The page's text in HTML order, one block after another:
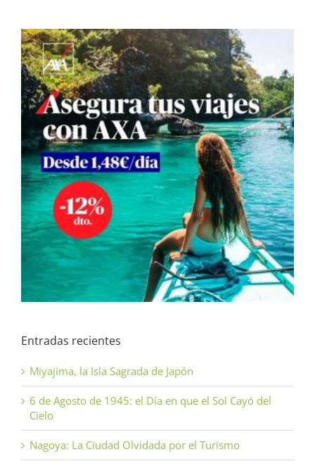
Entradas recientes
Miyajima, la Isla Sagrada de Japón
6 de Agosto de 1945: el Día en que el Sol Cayó del
Cielo
Nagoya: La Ciudad Olvidada por el Turismo